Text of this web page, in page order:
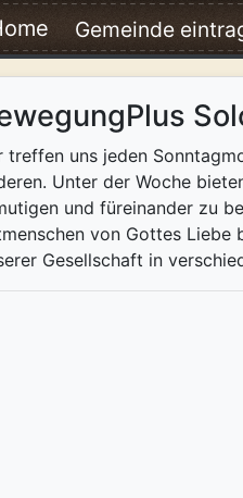
Gemeinde
treffen uns jeden
Unter der Woche
und füreinander zu
von Gottes Liebe
Gesellschaft in